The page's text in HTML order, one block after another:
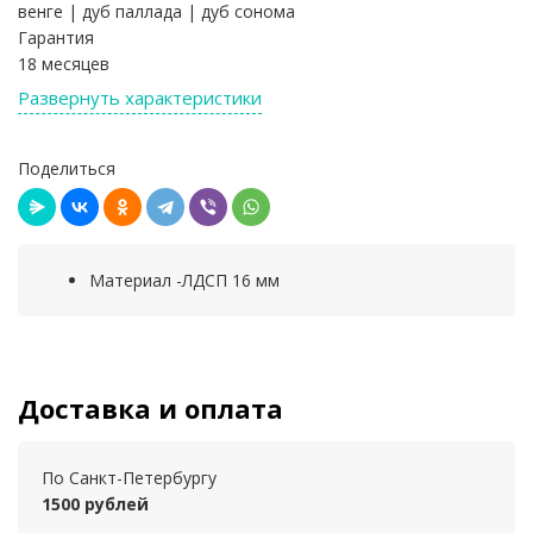
венге | дуб паллада | дуб сонома
Гарантия
18 месяцев
Развернуть характеристики
Поделиться
Материал -ЛДСП 16 мм
Доставка и оплата
По Санкт-Петербургу
1500 рублей